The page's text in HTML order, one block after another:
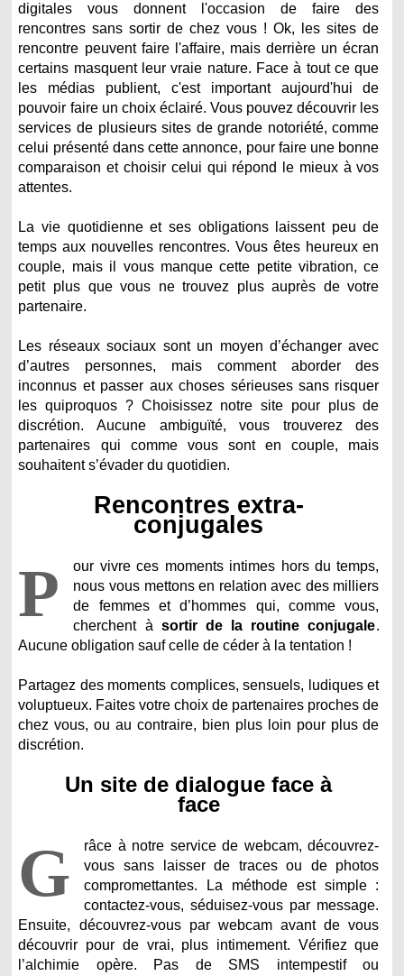
digitales vous donnent l'occasion de faire des
rencontres sans sortir de chez vous ! Ok, les sites de
rencontre peuvent faire l'affaire, mais derrière un écran
certains masquent leur vraie nature. Face à tout ce que
les médias publient, c'est important aujourd'hui de
pouvoir faire un choix éclairé. Vous pouvez découvrir les
services de plusieurs sites de grande notoriété, comme
celui présenté dans cette annonce, pour faire une bonne
comparaison et choisir celui qui répond le mieux à vos
attentes.
La vie quotidienne et ses obligations laissent peu de
temps aux nouvelles rencontres. Vous êtes heureux en
couple, mais il vous manque cette petite vibration, ce
petit plus que vous ne trouvez plus auprès de votre
partenaire.
Les réseaux sociaux sont un moyen d’échanger avec
d’autres personnes, mais comment aborder des
inconnus et passer aux choses sérieuses sans risquer
les quiproquos ? Choisissez notre site pour plus de
discrétion. Aucune ambiguïté, vous trouverez des
partenaires qui comme vous sont en couple, mais
souhaitent s’évader du quotidien.
Rencontres extra-
conjugales
P
our vivre ces moments intimes hors du temps,
nous vous mettons en relation avec des milliers
de femmes et d’hommes qui, comme vous,
cherchent à sortir de la routine conjugale.
Aucune obligation sauf celle de céder à la tentation !
Partagez des moments complices, sensuels, ludiques et
voluptueux. Faites votre choix de partenaires proches de
chez vous, ou au contraire, bien plus loin pour plus de
discrétion.
Un site de dialogue face à
face
G
râce à notre service de webcam, découvrez-
vous sans laisser de traces ou de photos
compromettantes. La méthode est simple :
contactez-vous, séduisez-vous par message.
Ensuite, découvrez-vous par webcam avant de vous
découvrir pour de vrai, plus intimement. Vérifiez que
l’alchimie opère. Pas de SMS intempestif ou